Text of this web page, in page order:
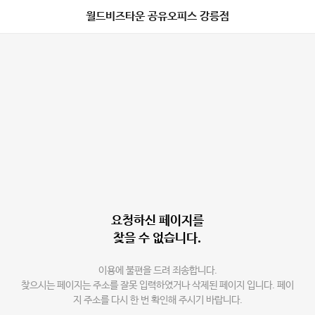
월드비즈타운 공유오피스 강릉점
요청하신 페이지를
찾을 수 없습니다.
이용에 불편을 드려 죄송합니다.
찾으시는 페이지는 주소를 잘못 입력하였거나 삭제된 페이지 입니다. 페이
지 주소를 다시 한 번 확인해 주시기 바랍니다.